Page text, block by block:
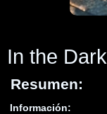
In the Dark
Resumen:
Información: